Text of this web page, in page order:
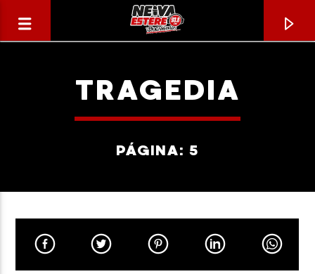
TRAGEDIA
PÁGINA: 5